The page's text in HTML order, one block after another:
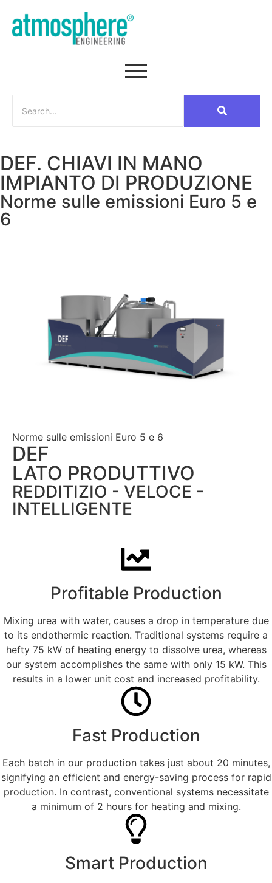
DEF. CHIAVI IN MANO
IMPIANTO DI PRODUZIONE
Norme sulle emissioni Euro 5 e
6
Norme sulle emissioni Euro 5 e 6
DEF
LATO PRODUTTIVO​
REDDITIZIO - VELOCE -
INTELLIGENTE
Profitable Production
Mixing urea with water, causes a drop in temperature due
to its endothermic reaction. Traditional systems require a
hefty 75 kW of heating energy to dissolve urea, whereas
our system accomplishes the same with only 15 kW. This
results in a lower unit cost and increased profitability.
Fast Production
Each batch in our production takes just about 20 minutes,
signifying an efficient and energy-saving process for rapid
production. In contrast, conventional systems necessitate
a minimum of 2 hours for heating and mixing.
Smart Production